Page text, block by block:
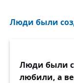
Люди были
Люди были
любили, а